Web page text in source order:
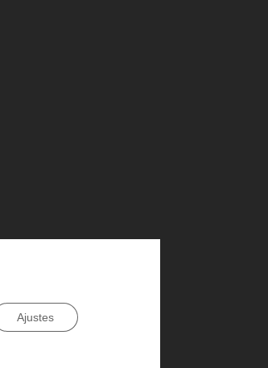
Ajustes